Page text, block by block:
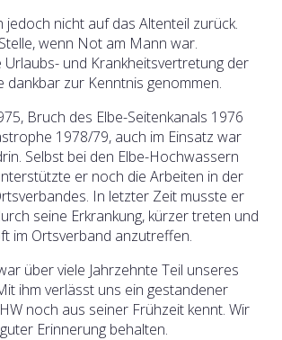
jedoch nicht auf das Altenteil zurück.
wenn Not am Mann war.
und Krankheitsvertretung der
dankbar zur Kenntnis genommen.
Bruch des Elbe-Seitenkanals 1976
1978/79, auch im Einsatz war
Selbst bei den Elbe-Hochwassern
er noch die Arbeiten in der
In letzter Zeit musste er
seine Erkrankung, kürzer treten und
im Ortsverband anzutreffen.
über viele Jahrzehnte Teil unseres
ihm verlässt uns ein gestandener
noch aus seiner Frühzeit kennt. Wir
Erinnerung behalten.